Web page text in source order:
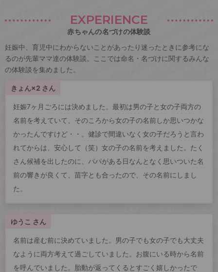
EXPERIENCE
赤ちゃんの名づけの体験談
妊娠中、育児中にわからないことがあったり迷ったときに参考にな
るのが先輩ママ達の体験談。ここでは命名・名づけに関するみんな
の体験談を集めました。
きょん×2 さん
妊娠7ヶ月ごろには決めました。最初は男の子と女の子両方の
名前を考えていて、そのころから女の子の名前しか思いつかな
かったんですけど・・。健診で間違いなく女の子だろうと言わ
れてからは、安心して（笑）女の子の名前を考えました。たく
さん候補を出したのに、パパがある日なんとなく思いついた名
前の響きが良くて、苗字とも合ったので、その名前にしまし
た。
ゆうこ さん
名前は産む前に決めていました。男の子でも女の子でも大丈夫
なように両方考えて過ごしていました。お腹にいる時から名前
を呼んでいました。胎動が返ってくるとすごく嬉しかったで